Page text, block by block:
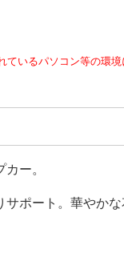
いるパソコン等の環
ー。
ポート。華やか